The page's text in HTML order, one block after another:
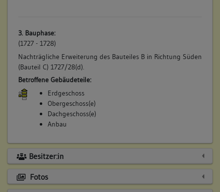
3. Bauphase:
(1727 - 1728)
Nachträgliche Erweiterung des Bauteiles B in Richtung Süden
(Bauteil C) 1727/28(d).
Betroffene Gebäudeteile:
Erdgeschoss
Obergeschoss(e)
Dachgeschoss(e)
Anbau
Besitzer:in
Fotos